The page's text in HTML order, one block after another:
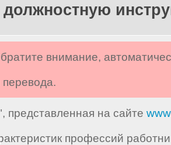
внимание,
перевода.
представленная на сайте
профессий